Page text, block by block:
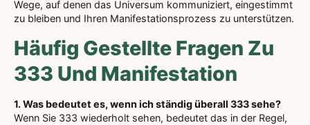
Wege, auf denen das Universum kommuniziert, eingestimmt
zu bleiben und Ihren Manifestationsprozess zu unterstützen.
Häufig Gestellte Fragen Zu
333 Und Manifestation
1. Was bedeutet es, wenn ich ständig überall 333 sehe?
Wenn Sie 333 wiederholt sehen, bedeutet das in der Regel,